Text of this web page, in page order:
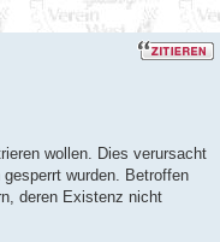
wollen. Dies verursacht
wurden. Betroffen
deren Existenz nicht